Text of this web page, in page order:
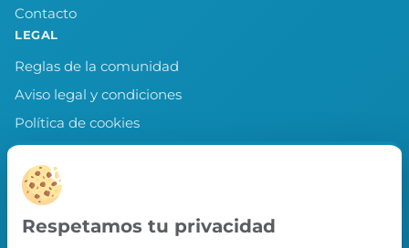
Contacto
LEGAL
Reglas de la comunidad
Aviso legal y condiciones
Política de cookies
Política de privacidad
Preferencias de cookies
LLEVA XAXUKO CONTIGO
Chollos, misiones y recompensas desde
Respetamos tu privacidad